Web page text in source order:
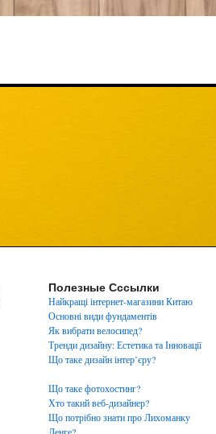
Полезные Сссылки
Найкращі інтернет-магазини Китаю
Основні види фундаментів
Як вибрати велосипед?
Тренди дизайну: Естетика та Інновації
Що таке дизайн інтер’єру?
Що таке фотохостинг?
Хто такий веб-дизайнер?
Що потрібно знати про Лихоманку